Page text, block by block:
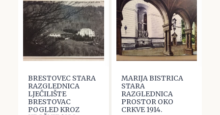
BRESTOVEC STARA
RAZGLEDNICA
LJEČILIŠTE
BRESTOVAC
POGLED KROZ
MARIJA BISTRICA
STARA
RAZGLEDNICA
PROSTOR OKO
CRKVE 1914.